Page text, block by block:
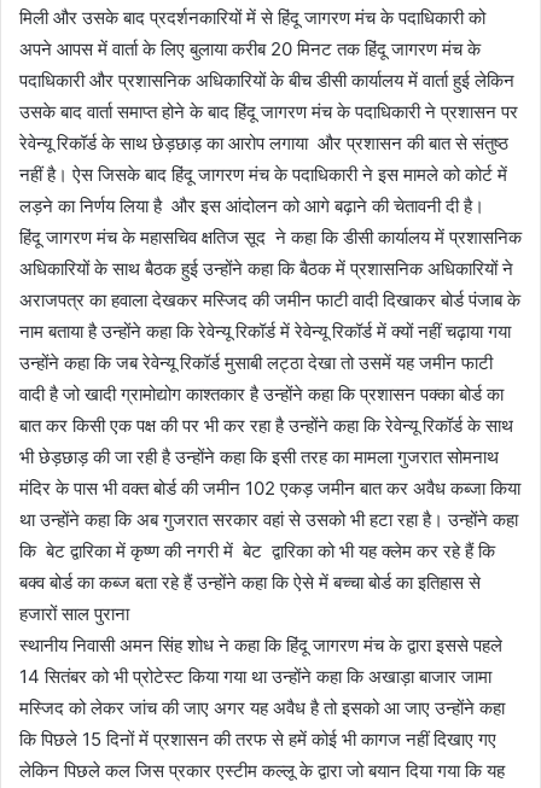
मिली और उसके बाद प्रदर्शनकारियों में से हिंदू जागरण मंच के पदाधिकारी को
अपने आपस में वार्ता के लिए बुलाया करीब 20 मिनट तक हिंदू जागरण मंच के
पदाधिकारी और प्रशासनिक अधिकारियों के बीच डीसी कार्यालय में वार्ता हुई लेकिन
उसके बाद वार्ता समाप्त होने के बाद हिंदू जागरण मंच के पदाधिकारी ने प्रशासन पर
रेवेन्यू रिकॉर्ड के साथ छेड़छाड़ का आरोप लगाया और प्रशासन की बात से संतुष्ठ
नहीं है। ऐस जिसके बाद हिंदू जागरण मंच के पदाधिकारी ने इस मामले को कोर्ट में
लड़ने का निर्णय लिया है और इस आंदोलन को आगे बढ़ाने की चेतावनी दी है।
हिंदू जागरण मंच के महासचिव क्षतिज सूद ने कहा कि डीसी कार्यालय में प्रशासनिक
अधिकारियों के साथ बैठक हुई उन्होंने कहा कि बैठक में प्रशासनिक अधिकारियों ने
अराजपत्र का हवाला देखकर मस्जिद की जमीन फाटी वादी दिखाकर बोर्ड पंजाब के
नाम बताया है उन्होंने कहा कि रेवेन्यू रिकॉर्ड में रेवेन्यू रिकॉर्ड में क्यों नहीं चढ़ाया गया
उन्होंने कहा कि जब रेवेन्यू रिकॉर्ड मुसाबी लट्ठा देखा तो उसमें यह जमीन फाटी
वादी है जो खादी ग्रामोद्योग काश्तकार है उन्होंने कहा कि प्रशासन पक्का बोर्ड का
बात कर किसी एक पक्ष की पर भी कर रहा है उन्होंने कहा कि रेवेन्यू रिकॉर्ड के साथ
भी छेड़छाड़ की जा रही है उन्होंने कहा कि इसी तरह का मामला गुजरात सोमनाथ
मंदिर के पास भी वक्त बोर्ड की जमीन 102 एकड़ जमीन बात कर अवैध कब्जा किया
था उन्होंने कहा कि अब गुजरात सरकार वहां से उसको भी हटा रहा है। उन्होंने कहा
कि बेट द्वारिका में कृष्ण की नगरी में बेट द्वारिका को भी यह क्लेम कर रहे हैं कि
बक्व बोर्ड का कब्ज बता रहे हैं उन्होंने कहा कि ऐसे में बच्चा बोर्ड का इतिहास से
हजारों साल पुराना
स्थानीय निवासी अमन सिंह शोध ने कहा कि हिंदू जागरण मंच के द्वारा इससे पहले
14 सितंबर को भी प्रोटेस्ट किया गया था उन्होंने कहा कि अखाड़ा बाजार जामा
मस्जिद को लेकर जांच की जाए अगर यह अवैध है तो इसको आ जाए उन्होंने कहा
कि पिछले 15 दिनों में प्रशासन की तरफ से हमें कोई भी कागज नहीं दिखाए गए
लेकिन पिछले कल जिस प्रकार एस्टीम कल्लू के द्वारा जो बयान दिया गया कि यह